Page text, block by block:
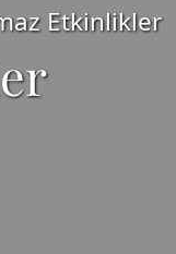
Etkinlikler